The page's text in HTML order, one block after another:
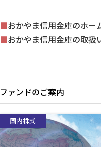
■おかやま信用金庫のホー
■おかやま信用金庫の取扱
ファンドのご案内
国内株式